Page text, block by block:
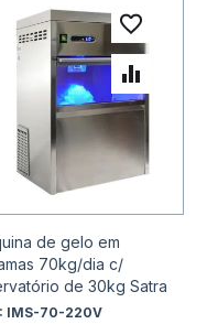
à lista de
para Comparar
de gelo em
70kg/dia c/
de 30kg Satra
IMS-70-220V